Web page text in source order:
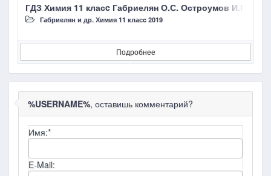
ГДЗ Химия 11 класc Габриелян О.С. Остроумов И.Г.
Габриелян и др. Химия 11 класc 2019
Подробнее
%USERNAME%, оставишь комментарий?
Имя:*
E-Mail: